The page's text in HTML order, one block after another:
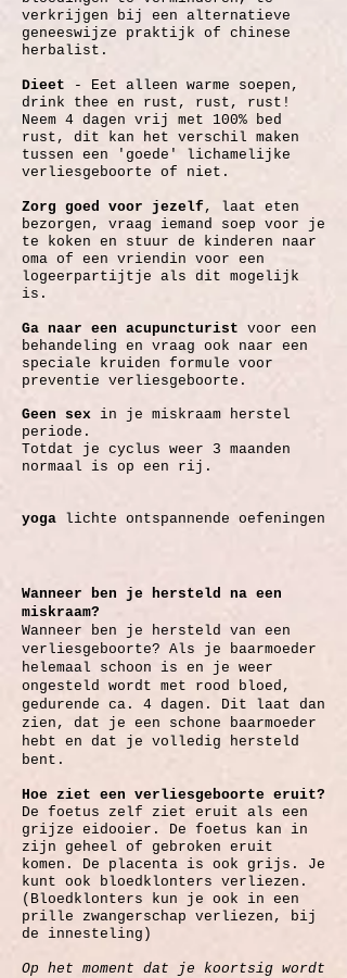
verkrijgen bij een alternatieve
geneeswijze praktijk of chinese
herbalist.
Dieet
- Eet alleen warme soepen,
drink thee en rust, rust, rust!
Neem 4 dagen vrij met 100% bed
rust, dit kan het verschil maken
tussen een 'goede' lichamelijke
verliesgeboorte of niet.
Zorg goed voor jezelf , laat eten
bezorgen, vraag iemand soep voor je
te koken en stuur de kinderen naar
oma of een vriendin voor een
logeerpartijtje als dit mogelijk
is.
Ga naar een acupuncturist voor een
behandeling en vraag ook naar een
speciale kruiden formule voor
preventie verliesgeboorte.
Geen sex in je miskraam herstel
periode.
Totdat je cyclus weer 3 maanden
normaal is op een rij.
yoga lichte ontspannende oefeningen
Wanneer ben je hersteld na een
miskraam?
Wanneer ben je hersteld van een
verliesgeboorte? Als je baarmoeder
helemaal schoon is en je weer
ongesteld wordt met rood bloed,
gedurende ca. 4 dagen. Dit laat dan
zien, dat je een schone baarmoeder
hebt en dat je volledig hersteld
bent.
Hoe ziet een verliesgeboorte eruit?
De foetus zelf ziet eruit als een
grijze eidooier. De foetus kan in
zijn geheel of gebroken eruit
komen. De placenta is ook grijs. Je
kunt ook bloedklonters verliezen.
(Bloedklonters kun je ook in een
prille zwangerschap verliezen, bij
de innesteling)
Op het moment dat je koortsig wordt